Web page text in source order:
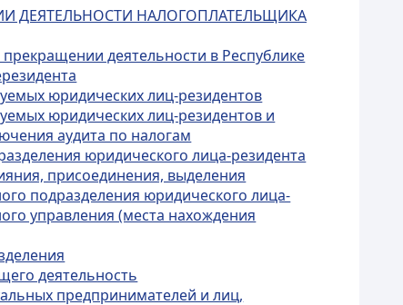
ДЕЯТЕЛЬНОСТИ НАЛОГОПЛАТЕЛЬЩИКА
деятельности в Республике
юридических лиц-резидентов
юридических лиц-резидентов и
аудита по налогам
юридического лица-резидента
присоединения, выделения
подразделения юридического лица-
управления (места нахождения
деятельность
предпринимателей и лиц,